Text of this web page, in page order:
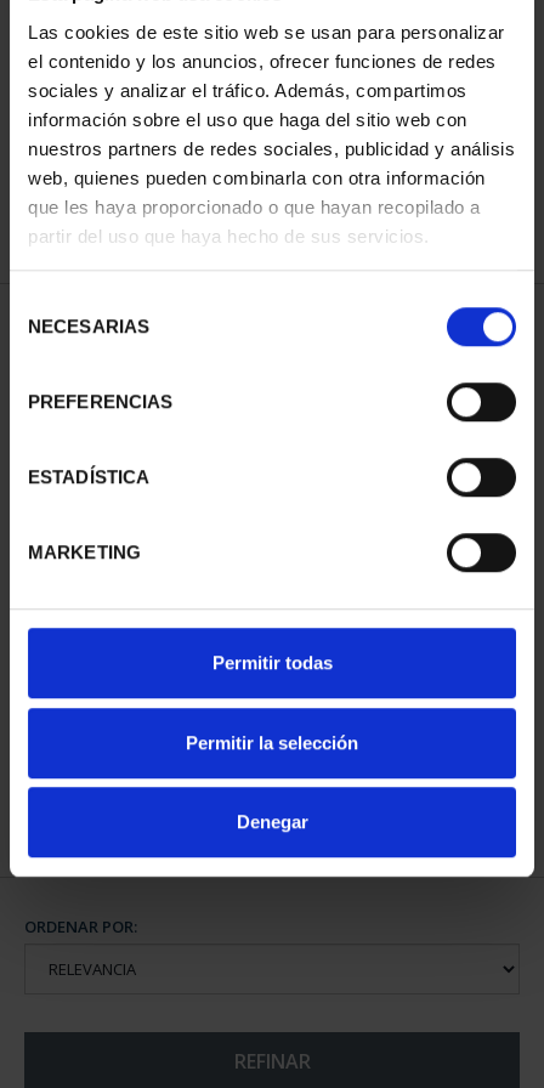
Las cookies de este sitio web se usan para personalizar
el contenido y los anuncios, ofrecer funciones de redes
sociales y analizar el tráfico. Además, compartimos
información sobre el uso que haga del sitio web con
nuestros partners de redes sociales, publicidad y análisis
web, quienes pueden combinarla con otra información
que les haya proporcionado o que hayan recopilado a
partir del uso que haya hecho de sus servicios.
NECESARIAS
PREFERENCIAS
ESTADÍSTICA
MARKETING
Permitir todas
Permitir la selección
Denegar
ORDENAR POR:
REFINAR
1 Productos encontrados
SOROLLA (2023) ONZA
PLATA
ORDENAR POR:
REFINAR